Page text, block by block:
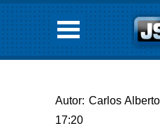
Autor: Carlos
17:20